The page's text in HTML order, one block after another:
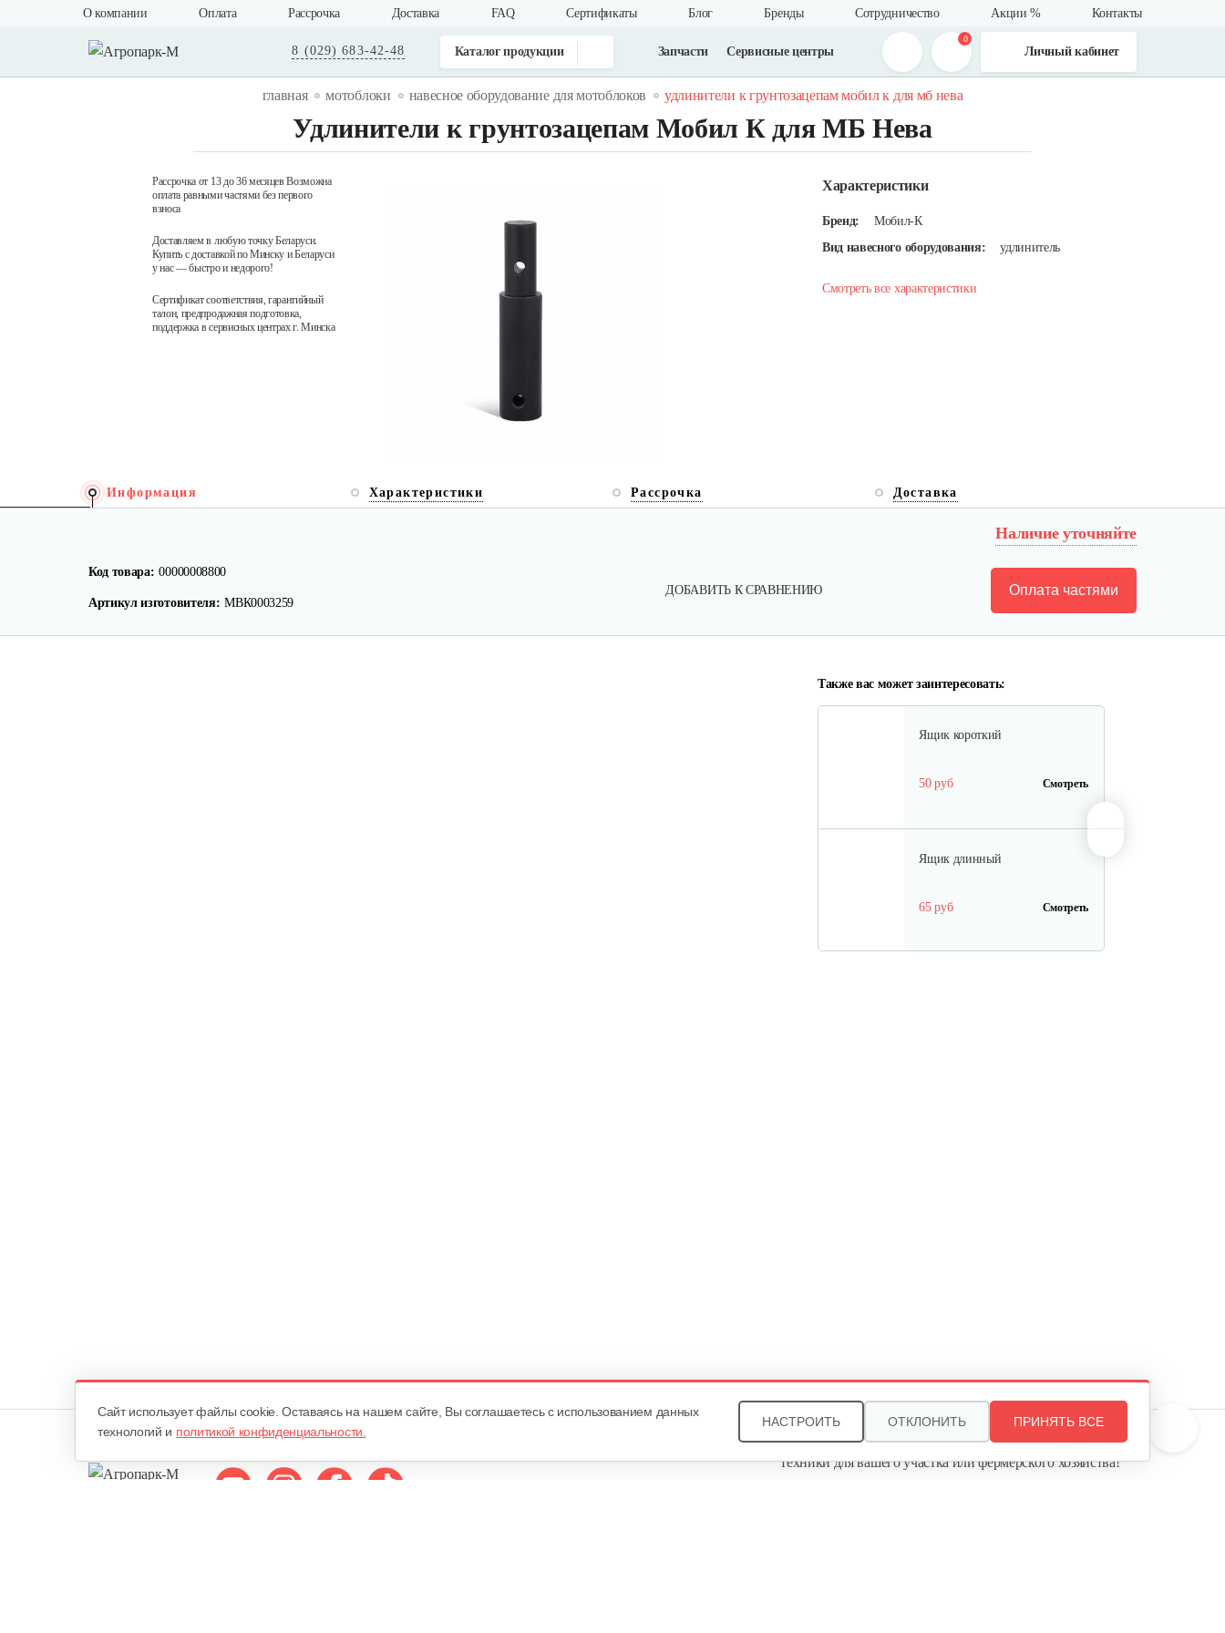
О компании Оплата Рассрочка Доставка FAQ Cертификаты Блог Бренды Сотрудничество Акции % Контакты
8 (029) 683-42-48 Каталог продукции Запчасти Сервисные центры
0
Личный кабинет
главная мотоблоки навесное оборудование для мотоблоков удлинители к грунтозацепам мобил к для мб нева
Удлинители к грунтозацепам Мобил К для МБ Нева
Рассрочка от 13 до 36 месяцев Возможна
оплата равными частями без первого
взноса
Доставляем в любую точку Беларуси.
Купить с доставкой по Минску и Беларуси
у нас — быстро и недорого!
Сертификат соответствия, гарантийный
талон, предпродажная подготовка,
поддержка в сервисных центрах г. Минска
Характеристики
Бренд:
Мобил-К
Вид навесного оборудования:
удлинитель
Смотреть все характеристики
Информация Характеристики Рассрочка Доставка
Наличие уточняйте
Код товара: 00000008800
Артикул изготовителя: МВК0003259
ДОБАВИТЬ К СРАВНЕНИЮ Оплата частями
Также вас может заинтересовать:
Лопата-отвал Forza ЭЛОМБ
ЭКО…
Смотреть
Грунтозацепы KF Ø340 на вал
Ящик короткий
50 руб Смотреть
Ящик длинный
65 руб Смотреть
Звоните, и мы поможем подобрать идеальный вариант
техники для вашего участка или фермерского хозяйства!
Cайт использует файлы cookie. Оставаясь на нашем сайте, Вы соглашаетесь с использованием данных
технологий и политикой конфиденциальности.
НАСТРОИТЬ ОТКЛОНИТЬ ПРИНЯТЬ ВСЕ